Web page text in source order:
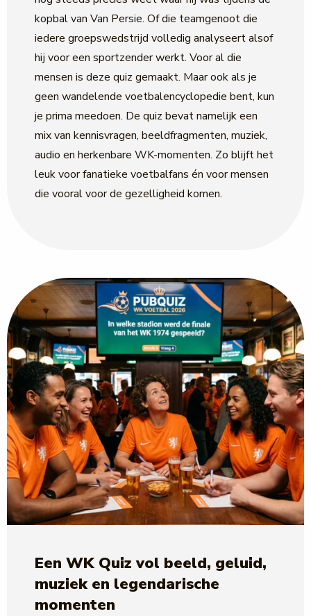
kopbal van Van Persie. Of die teamgenoot die
iedere groepswedstrijd volledig analyseert alsof
hij voor een sportzender werkt. Voor al die
mensen is deze quiz gemaakt. Maar ook als je
geen wandelende voetbalencyclopedie bent, kun
je prima meedoen. De quiz bevat namelijk een
mix van kennisvragen, beeldfragmenten, muziek,
audio en herkenbare WK-momenten. Zo blijft het
leuk voor fanatieke voetbalfans én voor mensen
die vooral voor de gezelligheid komen.
Een WK Quiz vol beeld, geluid,
muziek en legendarische
momenten